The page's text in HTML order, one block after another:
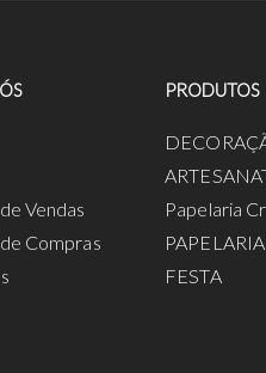
Vendas
Compras
PRODUTOS
Papelaria
PAPELARIA
FESTA